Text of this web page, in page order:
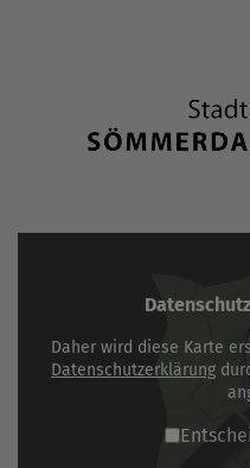
Daher wird diese Karte
Datenschutzerklärung